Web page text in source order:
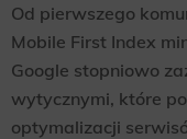
Od pierwszego
Mobile First Index
Google stopniowo
wytycznymi, które
optymalizacji